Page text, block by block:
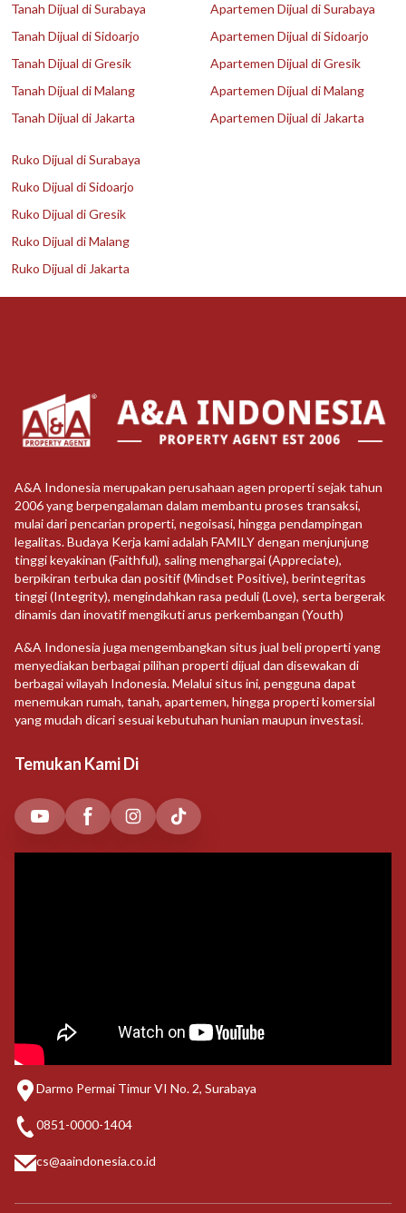
Tanah Dijual di Surabaya
Tanah Dijual di Sidoarjo
Tanah Dijual di Gresik
Tanah Dijual di Malang
Tanah Dijual di Jakarta
Apartemen Dijual di Surabaya
Apartemen Dijual di Sidoarjo
Apartemen Dijual di Gresik
Apartemen Dijual di Malang
Apartemen Dijual di Jakarta
Ruko Dijual di Surabaya
Ruko Dijual di Sidoarjo
Ruko Dijual di Gresik
Ruko Dijual di Malang
Ruko Dijual di Jakarta
A&A Indonesia merupakan perusahaan agen properti sejak tahun
2006 yang berpengalaman dalam membantu proses transaksi,
mulai dari pencarian properti, negoisasi, hingga pendampingan
legalitas. Budaya Kerja kami adalah FAMILY dengan menjunjung
tinggi keyakinan (Faithful), saling menghargai (Appreciate),
berpikiran terbuka dan positif (Mindset Positive), berintegritas
tinggi (Integrity), mengindahkan rasa peduli (Love), serta bergerak
dinamis dan inovatif mengikuti arus perkembangan (Youth)
A&A Indonesia juga mengembangkan situs jual beli properti yang
menyediakan berbagai pilihan properti dijual dan disewakan di
berbagai wilayah Indonesia. Melalui situs ini, pengguna dapat
menemukan rumah, tanah, apartemen, hingga properti komersial
yang mudah dicari sesuai kebutuhan hunian maupun investasi.
Temukan Kami Di
Darmo Permai Timur VI No. 2, Surabaya
0851-0000-1404
cs@aaindonesia.co.id